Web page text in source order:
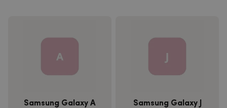
Samsung Galaxy A Samsung Galaxy J